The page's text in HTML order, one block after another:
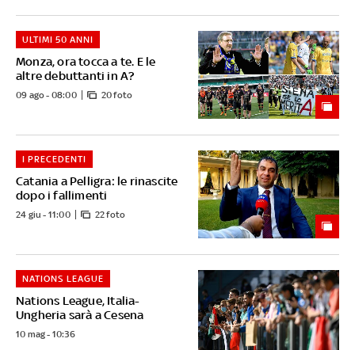
Monza, ora tocca a te. E le
altre debuttanti in A?
ULTIMI 50 ANNI
09 ago - 08:00 20 foto
Catania a Pelligra: le rinascite
dopo i fallimenti
I PRECEDENTI
24 giu - 11:00 22 foto
Nations League, Italia-
Ungheria sarà a Cesena
NATIONS LEAGUE
10 mag - 10:36